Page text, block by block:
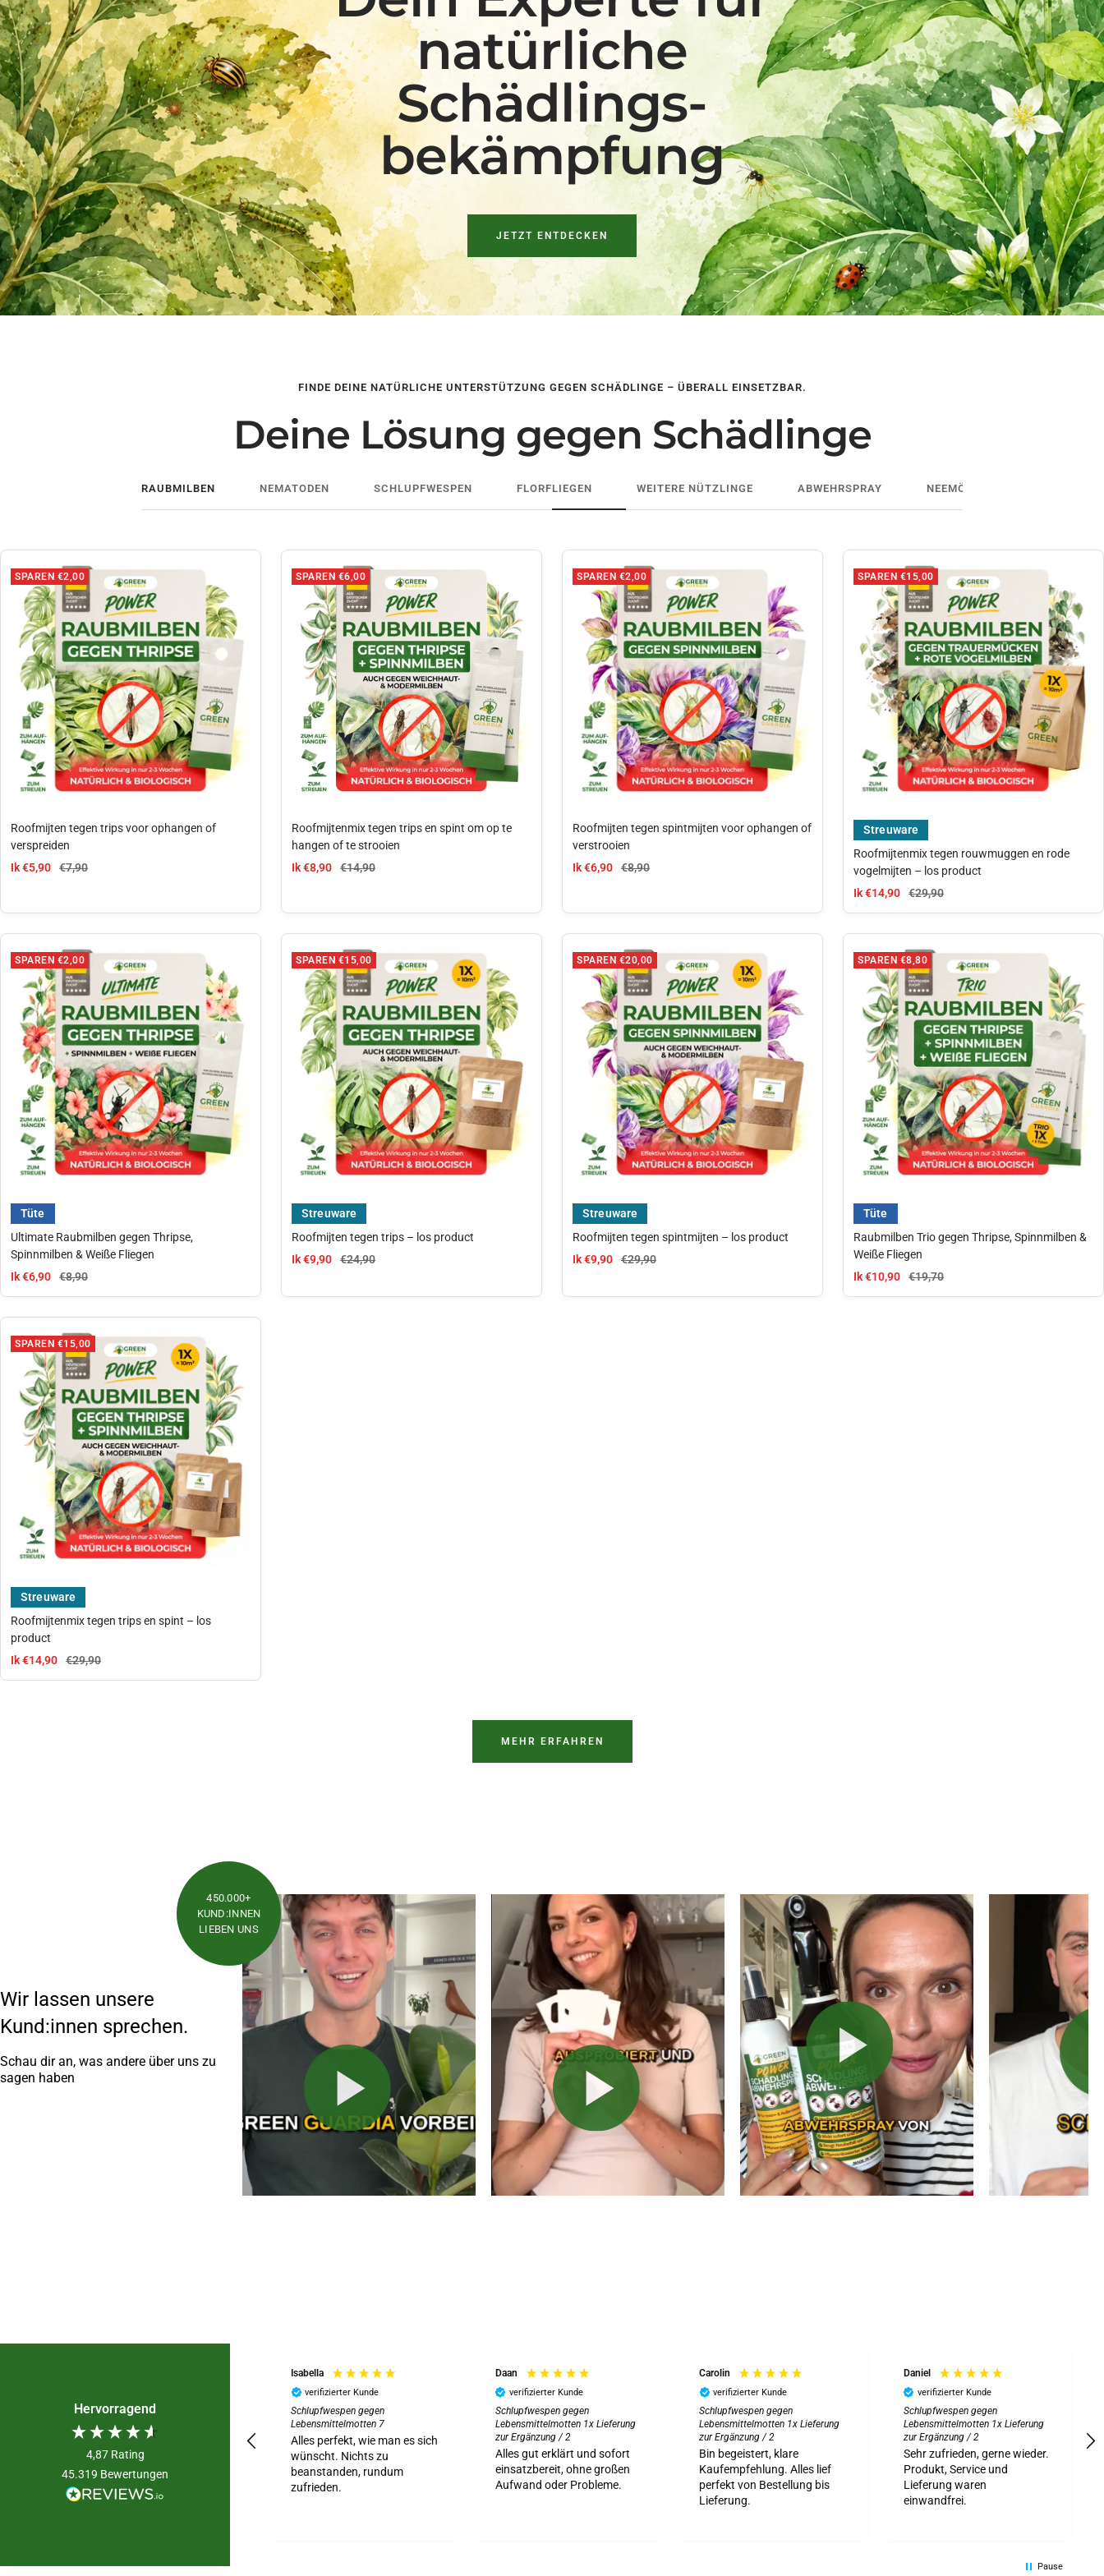
natürliche
Schädlings-
bekämpfung
JETZT ENTDECKEN
FINDE DEINE NATÜRLICHE UNTERSTÜTZUNG GEGEN SCHÄDLINGE – ÜBERALL EINSETZBAR.
Deine Lösung gegen Schädlinge
RAUBMILBEN NEMATODEN SCHLUPFWESPEN FLORFLIEGEN WEITERE NÜTZLINGE ABWEHRSPRAY NEEMÖL
SPAREN €2,00
Roofmijten tegen trips voor ophangen of
verspreiden
aanbiedingsprijs
Ik €5,90 Normale prijs
€7,90
SPAREN €6,00
Roofmijtenmix tegen trips en spint om op te
hangen of te strooien
aanbiedingsprijs
Ik €8,90 Normale prijs
€14,90
SPAREN €2,00
Roofmijten tegen spintmijten voor ophangen of
verstrooien
aanbiedingsprijs
Ik €6,90 Normale prijs
€8,90
SPAREN €15,00
Streuware
Roofmijtenmix tegen rouwmuggen en rode
vogelmijten – los product
aanbiedingsprijs
Ik €14,90 Normale prijs
€29,90
SPAREN €2,00
Tüte
Ultimate Raubmilben gegen Thripse,
Spinnmilben & Weiße Fliegen
aanbiedingsprijs
Ik €6,90 Normale prijs
€8,90
SPAREN €15,00
Streuware
Roofmijten tegen trips – los product
aanbiedingsprijs
Ik €9,90 Normale prijs
€24,90
SPAREN €20,00
Streuware
Roofmijten tegen spintmijten – los product
aanbiedingsprijs
Ik €9,90 Normale prijs
€29,90
SPAREN €8,80
Tüte
Raubmilben Trio gegen Thripse, Spinnmilben &
Weiße Fliegen
aanbiedingsprijs
Ik €10,90 Normale prijs
€19,70
SPAREN €15,00
Streuware
Roofmijtenmix tegen trips en spint – los
product
aanbiedingsprijs
Ik €14,90 Normale prijs
€29,90
MEHR ERFAHREN
Wir lassen unsere
Kund:innen sprechen.
Schau dir an, was andere über uns zu
sagen haben
450.000+
KUND:INNEN
LIEBEN UNS
Hervorragend
4,87 Rating
45.319 Bewertungen
Isabella
verifizierter Kunde
Schlupfwespen gegen
Lebensmittelmotten 7
Alles perfekt, wie man es sich
wünscht. Nichts zu
beanstanden, rundum
zufrieden.
Daan
verifizierter Kunde
Schlupfwespen gegen
Lebensmittelmotten 1x Lieferung
zur Ergänzung / 2
Alles gut erklärt und sofort
einsatzbereit, ohne großen
Aufwand oder Probleme.
Carolin
verifizierter Kunde
Schlupfwespen gegen
Lebensmittelmotten 1x Lieferung
zur Ergänzung / 2
Bin begeistert, klare
Kaufempfehlung. Alles lief
perfekt von Bestellung bis
Lieferung.
Daniel
verifizierter Kunde
Schlupfwespen gegen
Lebensmittelmotten 1x Lieferung
zur Ergänzung / 2
Sehr zufrieden, gerne wieder.
Produkt, Service und
Lieferung waren
einwandfrei.
Pause